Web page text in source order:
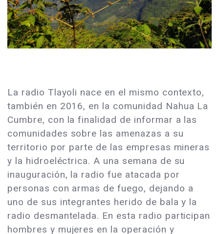
La radio Tlayoli nace en el mismo contexto,
también en 2016, en la comunidad Nahua La
Cumbre, con la finalidad de informar a las
comunidades sobre las amenazas a su
territorio por parte de las empresas mineras
y la hidroeléctrica. A una semana de su
inauguración, la radio fue atacada por
personas con armas de fuego, dejando a
uno de sus integrantes herido de bala y la
radio desmantelada. En esta radio participan
hombres y mujeres en la operación y